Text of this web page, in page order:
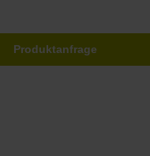
Produktanfrage